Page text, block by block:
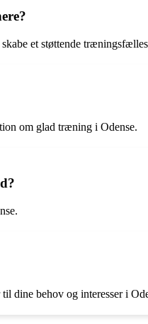
et støttende
om glad træning i Odense.
dine behov og interesser i